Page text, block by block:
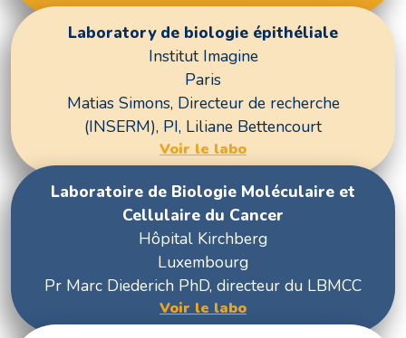
Laboratory de biologie épithéliale
Institut Imagine
Paris
Matias Simons, Directeur de recherche
(INSERM), PI, Liliane Bettencourt
Voir le labo
Laboratoire de Biologie Moléculaire et
Cellulaire du Cancer
Hôpital Kirchberg
Luxembourg
Pr Marc Diederich PhD, directeur du LBMCC
Voir le labo